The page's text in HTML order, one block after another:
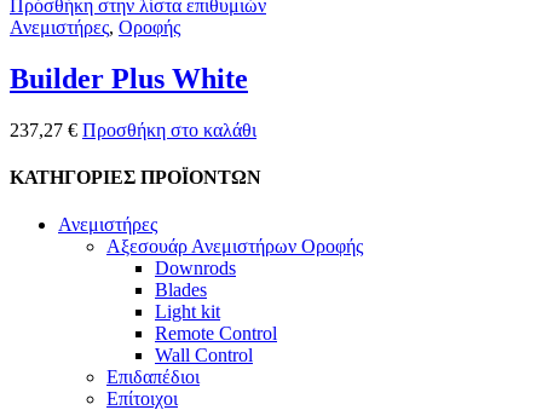
Πρόσθήκη στην λίστα επιθυμιών
Ανεμιστήρες, Οροφής
Builder Plus White
237,27 € Προσθήκη στο καλάθι
ΚΑΤΗΓΟΡΙΕΣ ΠΡΟΪΟΝΤΩΝ
Ανεμιστήρες
Αξεσουάρ Ανεμιστήρων Οροφής
Downrods
Blades
Light kit
Remote Control
Wall Control
Επιδαπέδιοι
Επίτοιχοι